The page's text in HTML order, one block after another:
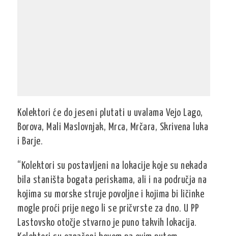
Kolektori će do jeseni plutati u uvalama Vejo Lago,
Borova, Mali Maslovnjak, Mrca, Mrčara, Skrivena luka
i Barje.
“Kolektori su postavljeni na lokacije koje su nekada
bila staništa bogata periskama, ali i na područja na
kojima su morske struje povoljne i kojima bi ličinke
mogle proći prije nego li se pričvrste za dno. U PP
Lastovsko otočje stvarno je puno takvih lokacija.